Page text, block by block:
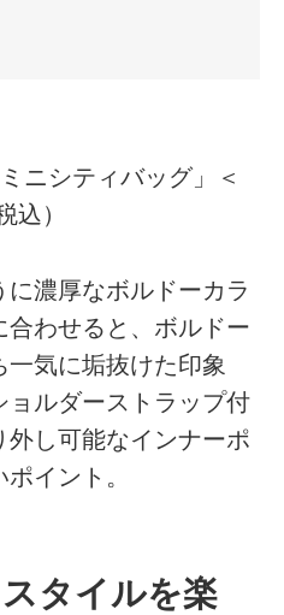
ニシティバッグ」＜
込）
濃厚なボルドーカラ
わせると、ボルドー
気に垢抜けた印象
ョルダーストラップ付
外し可能なインナーポ
イント。
タイルを楽